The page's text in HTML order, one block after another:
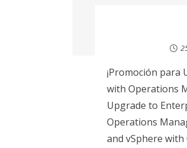
¡Promoción para
with Operations
Upgrade to
Operations
and vSphere